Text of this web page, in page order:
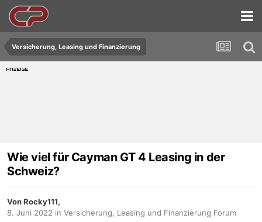
Versicherung, Leasing und Finanzierung
Wie viel für Cayman GT 4 Leasing in der
Schweiz?
Von Rocky111,
8. Juni 2022 in Versicherung, Leasing und Finanzierung Forum